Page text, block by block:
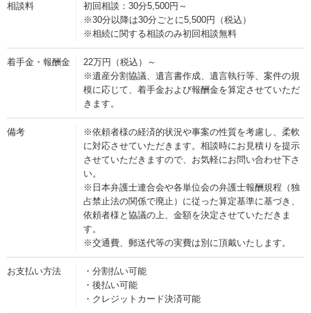
相談料
初回相談：30分5,500円～
※30分以降は30分ごとに5,500円（税込）
※相続に関する相談のみ初回相談無料
着手金・報酬金
22万円（税込）～
※遺産分割協議、遺言書作成、遺言執行等、案件の規
模に応じて、着手金および報酬金を算定させていただ
きます。
備考
※依頼者様の経済的状況や事案の性質を考慮し、柔軟
に対応させていただきます。相談時にお見積りを提示
させていただきますので、お気軽にお問い合わせ下さ
い。
※日本弁護士連合会や各単位会の弁護士報酬規程（独
占禁止法の関係で廃止）に従った算定基準に基づき、
依頼者様と協議の上、金額を決定させていただきま
す。
※交通費、郵送代等の実費は別に頂戴いたします。
お支払い方法
・分割払い可能
・後払い可能
・クレジットカード決済可能